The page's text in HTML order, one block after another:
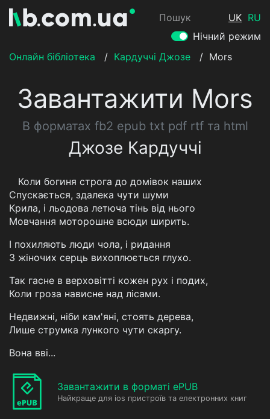
Пошук UK RU
Нічний режим
Онлайн бібліотека
/ Кардуччі Джозе / Mors
Завантажити Mors
В форматах fb2 epub txt pdf rtf та html
Джозе Кардуччі
Коли богиня строга до домівок наших
Спускається, здалека чути шуми
Крила, і льодова летюча тінь від нього
Мовчання моторошне всюди ширить.
I похиляють люди чола, і ридання
З жіночих серць вихоплюється глухо.
Так гасне в верховітті кожен рух і подих,
Коли гроза нависне над лісами.
Недвижні, ніби кам'яні, стоять дерева,
Лише струмка лункого чути скаргу.
Вона вві...
Завантажити в форматі ePUB
Найкраще для ios пристроїв та електронних книг